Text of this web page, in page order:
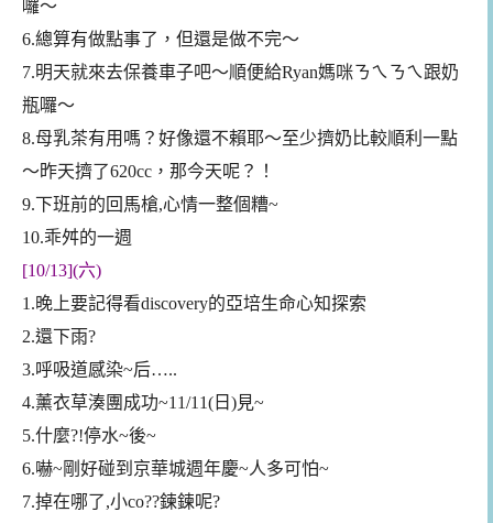
囉～
6.總算有做點事了，但還是做不完～
7.明天就來去保養車子吧～順便給Ryan媽咪ㄋㄟㄋㄟ跟奶
瓶囉～
8.母乳茶有用嗎？好像還不賴耶～至少擠奶比較順利一點
～昨天擠了620cc，那今天呢？！
9.下班前的回馬槍,心情一整個糟~
10.乖舛的一週
[10/13](六)
1.晚上要記得看discovery的亞培生命心知探索
2.還下雨?
3.呼吸道感染~后…..
4.薰衣草湊團成功~11/11(日)見~
5.什麼?!停水~後~
6.嚇~剛好碰到京華城週年慶~人多可怕~
7.掉在哪了,小co??鍊鍊呢?